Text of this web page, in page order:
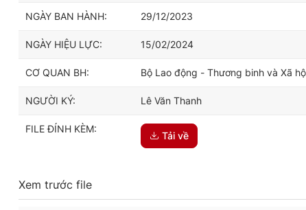
NGÀY BAN HÀNH: 29/12/2023
NGÀY HIỆU LỰC: 15/02/2024
CƠ QUAN BH: Bộ Lao động - Thương binh và Xã
NGƯỜI KÝ: Lê Văn Thanh
FILE ĐÍNH KÈM:
Tải về
Xem trước file